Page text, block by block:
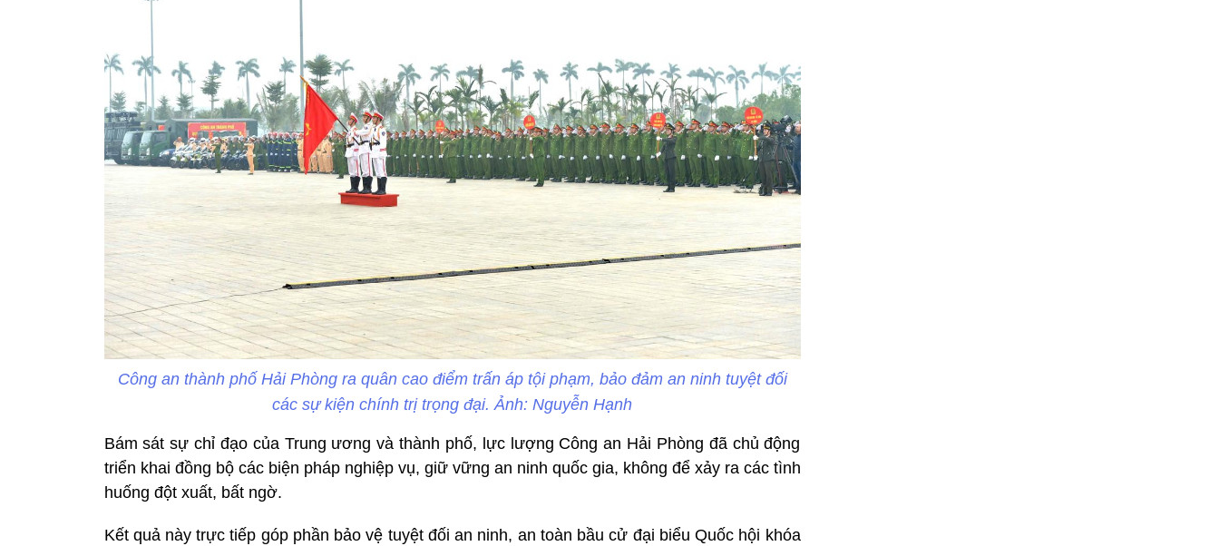
Công an thành phố Hải Phòng ra quân cao điểm trấn áp tội phạm, bảo đảm an ninh tuyệt đối
các sự kiện chính trị trọng đại. Ảnh: Nguyễn Hạnh
Bám sát sự chỉ đạo của Trung ương và thành phố, lực lượng Công an Hải Phòng đã chủ động
triển khai đồng bộ các biện pháp nghiệp vụ, giữ vững an ninh quốc gia, không để xảy ra các tình
huống đột xuất, bất ngờ.
Kết quả này trực tiếp góp phần bảo vệ tuyệt đối an ninh, an toàn bầu cử đại biểu Quốc hội khóa